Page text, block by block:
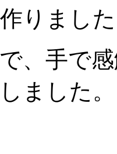
りまし
、手で
ました。